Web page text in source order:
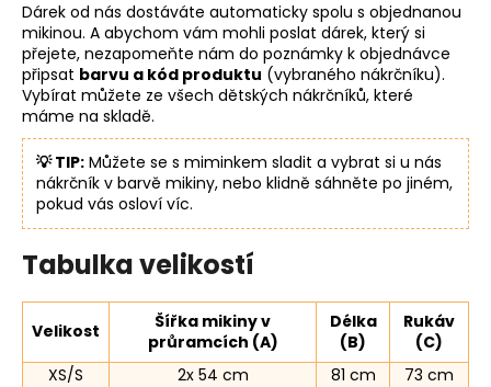
Dárek od nás dostáváte automaticky spolu s objednanou
mikinou. A abychom vám mohli poslat dárek, který si
přejete, nezapomeňte nám do poznámky k objednávce
připsat barvu a kód produktu (vybraného nákrčníku).
Vybírat můžete ze všech dětských nákrčníků, které
máme na skladě.
💡 TIP: Můžete se s miminkem sladit a vybrat si u nás
nákrčník v barvě mikiny, nebo klidně sáhněte po jiném,
pokud vás osloví víc.
Tabulka velikostí
Velikost
Šířka mikiny v
průramcích (A)
Délka
(B)
Rukáv
(C)
XS/S
2x 54 cm 81 cm
73 cm